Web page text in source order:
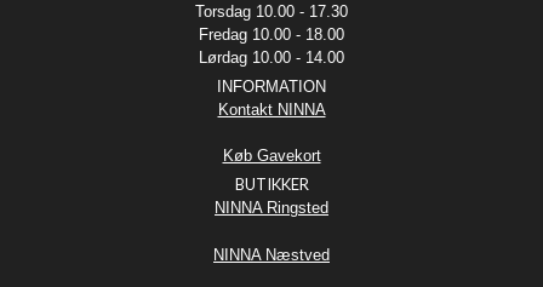
Torsdag 10.00 - 17.30
Fredag 10.00 - 18.00
Lørdag 10.00 - 14.00
INFORMATION
Kontakt NINNA
Køb Gavekort
BUTIKKER
NINNA Ringsted
NINNA Næstved